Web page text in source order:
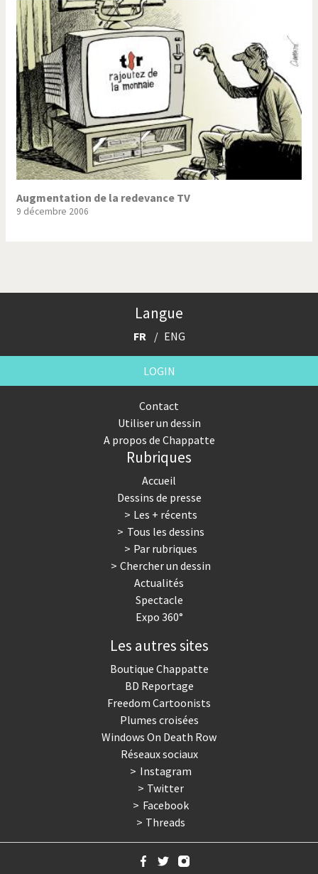
Augmentation de la redevance TV
9 décembre 2006
Langue
FR ENG
LOGIN
Contact
Utiliser un dessin
A propos de Chappatte
Rubriques
Accueil
Dessins de presse
Les + récents
Tous les dessins
Par rubriques
Chercher un dessin
Actualités
Spectacle
Expo 360°
Les autres sites
Boutique Chappatte
BD Reportage
Freedom Cartoonists
Plumes croisées
Windows On Death Row
Réseaux sociaux
Instagram
Twitter
Facebook
Threads